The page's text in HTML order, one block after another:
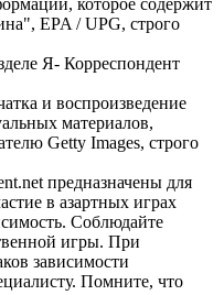
EPA / UPG, строго
Я- Корреспондент
и воспроизведение
материалов,
Getty Images, строго
предназначены для
в азартных играх
Соблюдайте
игры. При
зависимости
Помните, что